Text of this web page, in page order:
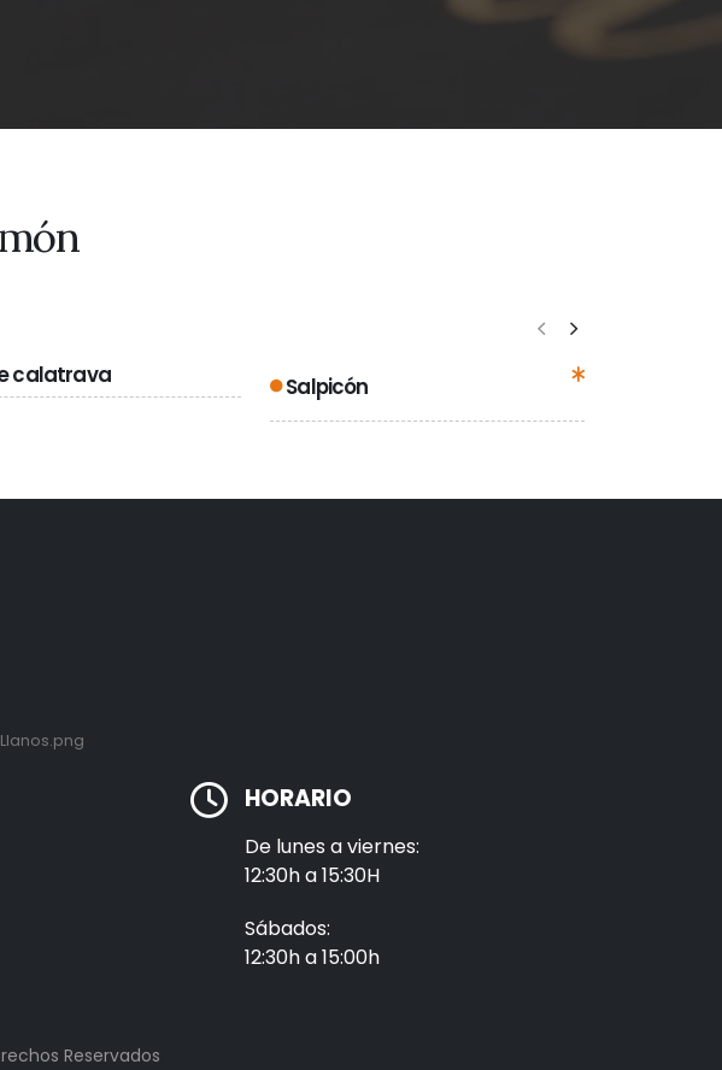
calatrava Salpicón
HORARIO
De lunes a viernes:
12:30h a 15:30H
Sábados:
12:30h a 15:00h
Reservados